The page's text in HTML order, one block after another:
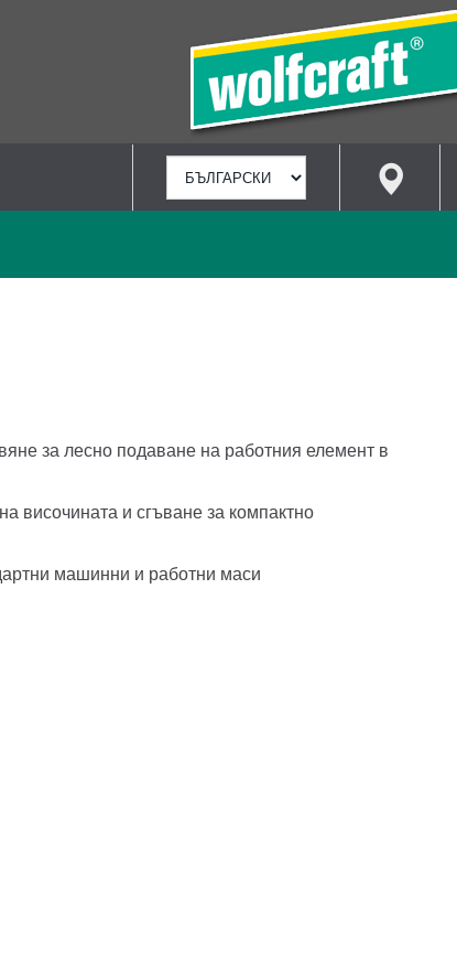
ЕЗИК
за лесно подаване на работния елемент в
височината и сгъване за компактно
машинни и работни маси